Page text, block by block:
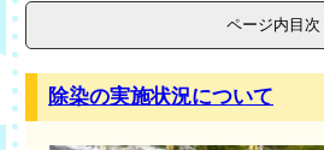
ページ内目次
除染の実施状況について